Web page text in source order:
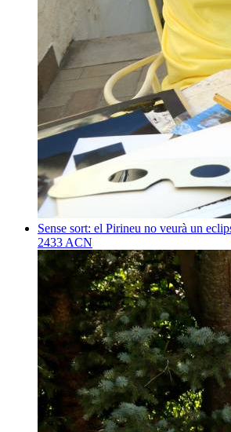
Sense sort: el Pirineu no veurà un
2433 ACN